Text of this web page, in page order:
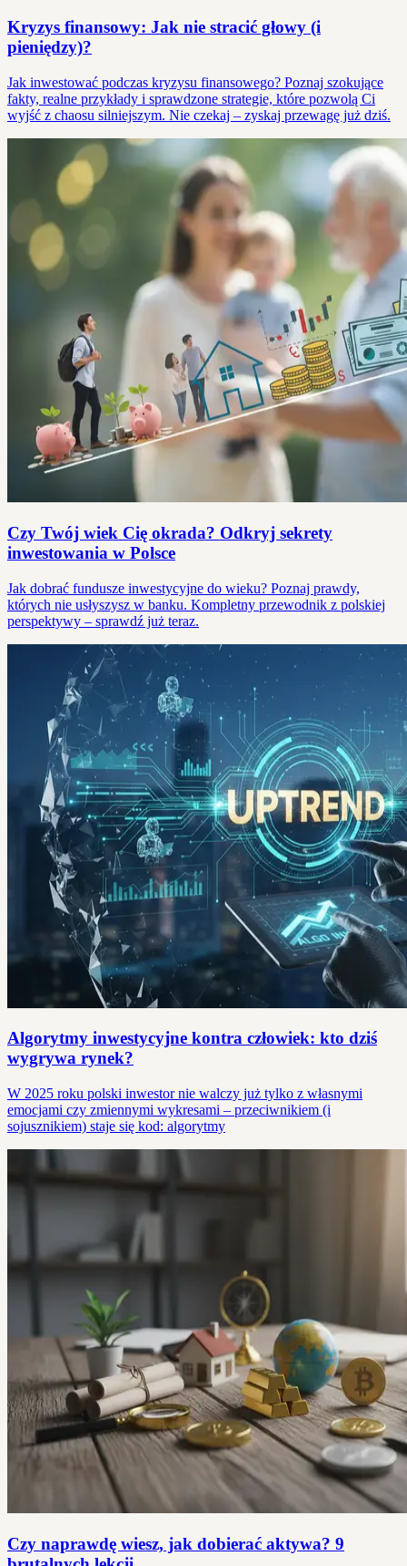
Kryzys finansowy: Jak nie stracić głowy (i
pieniędzy)?
Jak inwestować podczas kryzysu finansowego? Poznaj szokujące
fakty, realne przykłady i sprawdzone strategie, które pozwolą Ci
wyjść z chaosu silniejszym. Nie czekaj – zyskaj przewagę już dziś.
Czy Twój wiek Cię okrada? Odkryj sekrety
inwestowania w Polsce
Jak dobrać fundusze inwestycyjne do wieku? Poznaj prawdy,
których nie usłyszysz w banku. Kompletny przewodnik z polskiej
perspektywy – sprawdź już teraz.
Algorytmy inwestycyjne kontra człowiek: kto dziś
wygrywa rynek?
W 2025 roku polski inwestor nie walczy już tylko z własnymi
emocjami czy zmiennymi wykresami – przeciwnikiem (i
sojusznikiem) staje się kod: algorytmy
Czy naprawdę wiesz, jak dobierać aktywa? 9